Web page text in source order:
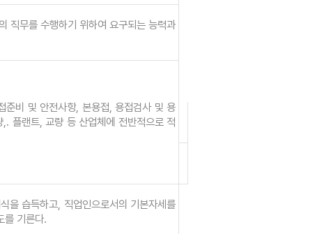
직무를 수행하기 위하여 요구되는 능력과
준비 및 안전사항, 본용접, 용접검사 및 용
플랜트, 교량 등 산업체에 전반적으로 적
을 습득하고, 직업인으로서의 기본자세를
를 기른다.